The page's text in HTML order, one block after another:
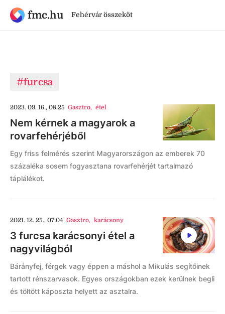
fmc.hu Fehérvár összeköt
#furcsa
2023. 09. 16., 08:25 Gasztro, étel
Nem kérnek a magyarok a
rovarfehérjéből
Egy friss felmérés szerint Magyarországon az emberek 70
százaléka sosem fogyasztana rovarfehérjét tartalmazó
táplálékot.
2021. 12. 25., 07:04 Gasztro, karácsony
3 furcsa karácsonyi étel a
nagyvilágból
Bárányfej, férgek vagy éppen a máshol a Mikulás segítőinek
tartott rénszarvasok. Egyes országokban ezek kerülnek begli
és töltött káposzta helyett az asztalra.